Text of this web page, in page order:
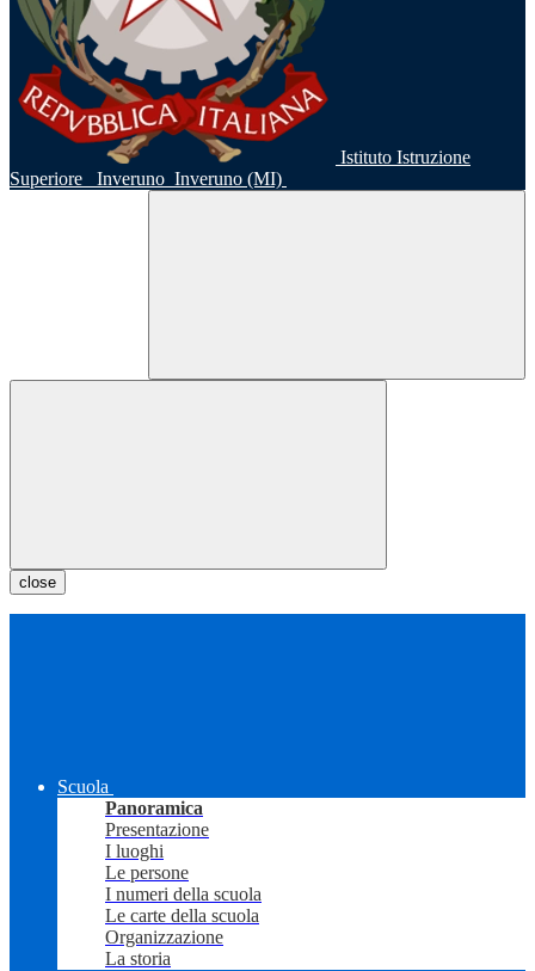
Istituto Istruzione
Superiore
Inveruno Inveruno (MI)
close
Scuola
Panoramica
Presentazione
I luoghi
Le persone
I numeri della scuola
Le carte della scuola
Organizzazione
La storia